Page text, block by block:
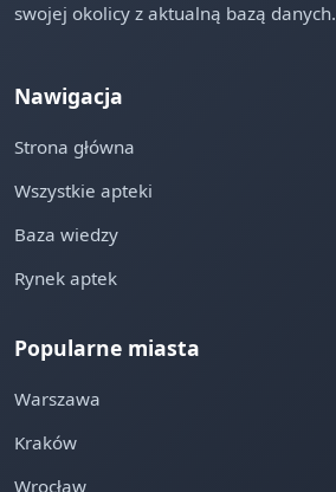
swojej okolicy z aktualną bazą danych.
Nawigacja
Strona główna
Wszystkie apteki
Baza wiedzy
Rynek aptek
Popularne miasta
Warszawa
Kraków
Wrocław